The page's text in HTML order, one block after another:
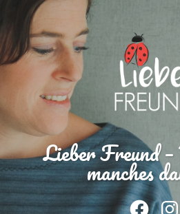
Lieber Freund
manches